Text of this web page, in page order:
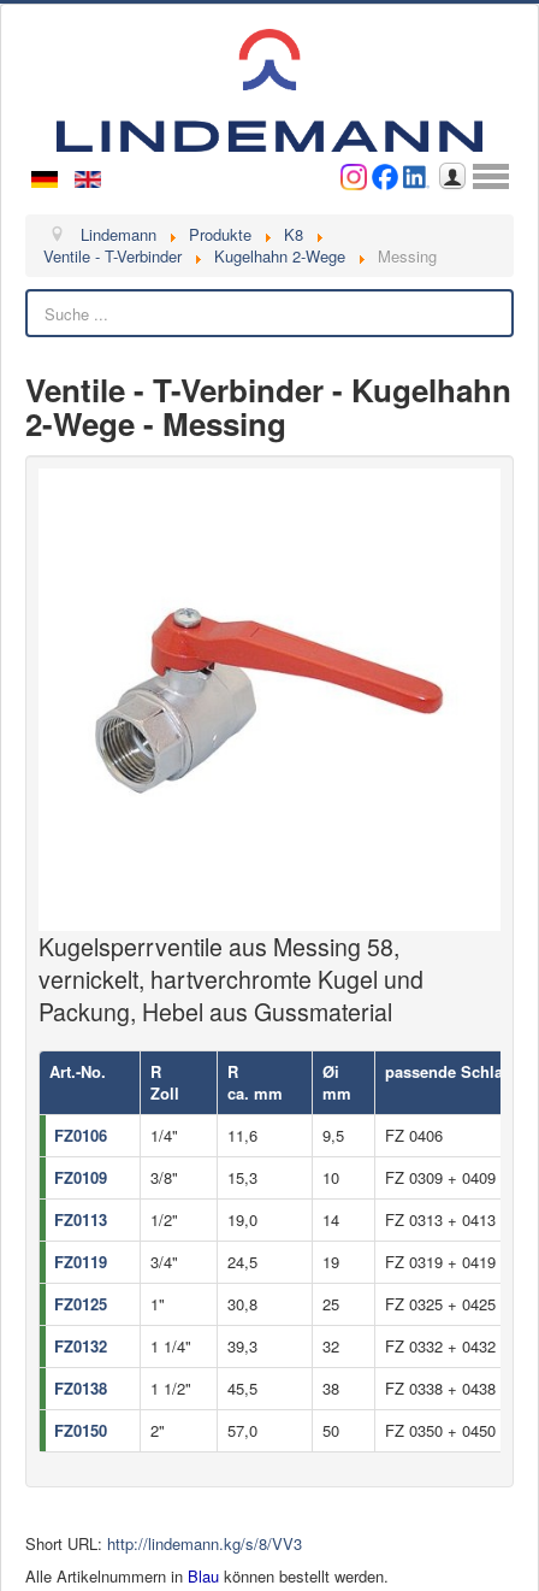
Benutzername
Lindemann
Ansprechpartner
Videos
Kontakt
Ansprechpartner
Produkte
Neuheiten
Katalogcenter
Kataloge bestellen
Jobs
Segeltuch
Lindemann Produkte
K8
Ventile - T-Verbinder
Kugelhahn 2-Wege
Messing
Ventile - T-Verbinder - Kugelhahn
2-Wege - Messing
Kugelsperrventile aus Messing 58,
vernickelt, hartverchromte Kugel und
Packung, Hebel aus Gussmaterial
Art.-No.
R
Zoll
R
ca. mm
Øi
mm
passende
FZ0106 1/4" 11,6 9,5
FZ 0406
FZ0109
3/8" 15,3 10
FZ 0309 + 0409
FZ0113
1/2" 19,0 14
FZ 0313 + 0413
FZ0119
3/4" 24,5 19
FZ 0319 + 0419
FZ0125
1" 30,8 25
FZ 0325 + 0425
FZ0132
1 1/4" 39,3 32
FZ 0332 + 0432
FZ0138
1 1/2" 45,5 38
FZ 0338 + 0438
FZ0150
2" 57,0 50 FZ 0350 + 0450
Short URL: http://lindemann.kg/s/8/VV3
Alle Artikelnummern in Blau können bestellt werden.